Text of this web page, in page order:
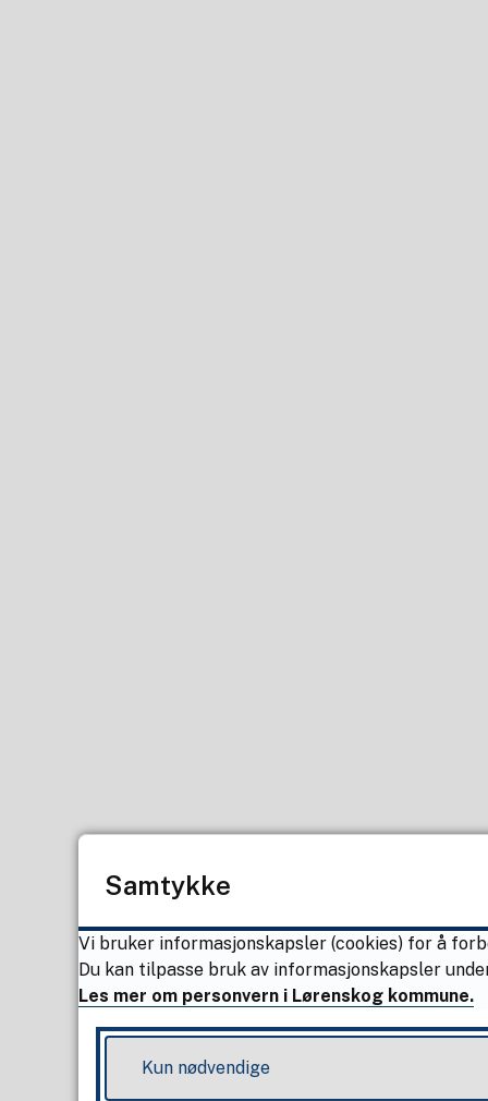
Samtykke
Vi bruker informasjonskapsler (cookies) for å
Du kan tilpasse bruk av informasjonskapsler
Les mer om personvern i Lørenskog kommune.
Kun nødvendige